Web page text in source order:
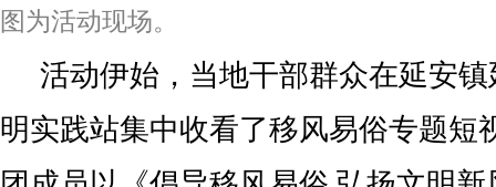
图为活动现场。
活动伊始，当地干部群众在延安
明实践站集中收看了移风易俗专题短